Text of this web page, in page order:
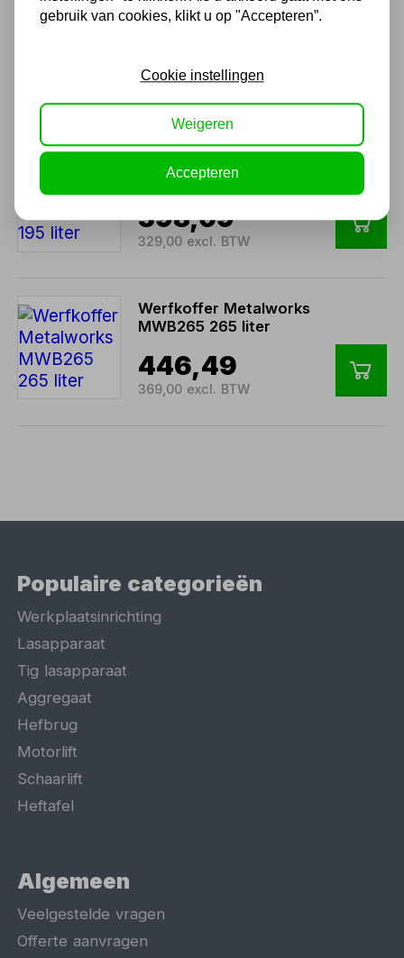
OPBERGKIST TRAANPLAAT
484,00
MWB195 195 liter
398,09
329,00 excl. BTW
Werfkoffer Metalworks
MWB265 265 liter
446,49
369,00 excl. BTW
Populaire categorieën
Werkplaatsinrichting
Lasapparaat
Tig lasapparaat
Aggregaat
Hefbrug
Motorlift
Schaarlift
Heftafel
Algemeen
Veelgestelde vragen
Offerte aanvragen
gebruik van cookies, klikt u op "Accepteren”.
Cookie instellingen
Weigeren
Accepteren